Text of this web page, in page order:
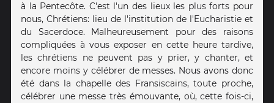
à la Pentecôte. C'est l'un des lieux les plus forts pour
nous, Chrétiens: lieu de l'institution de l'Eucharistie et
du Sacerdoce. Malheureusement pour des raisons
compliquées à vous exposer en cette heure tardive,
les chrétiens ne peuvent pas y prier, y chanter, et
encore moins y célébrer de messes. Nous avons donc
été dans la chapelle des Fransiscains, toute proche,
célébrer une messe très émouvante, où, cette fois-ci,